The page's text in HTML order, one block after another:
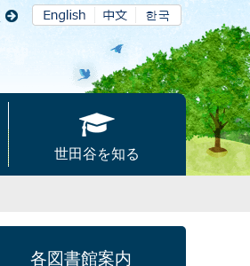
世田谷を知る
各図書館案内